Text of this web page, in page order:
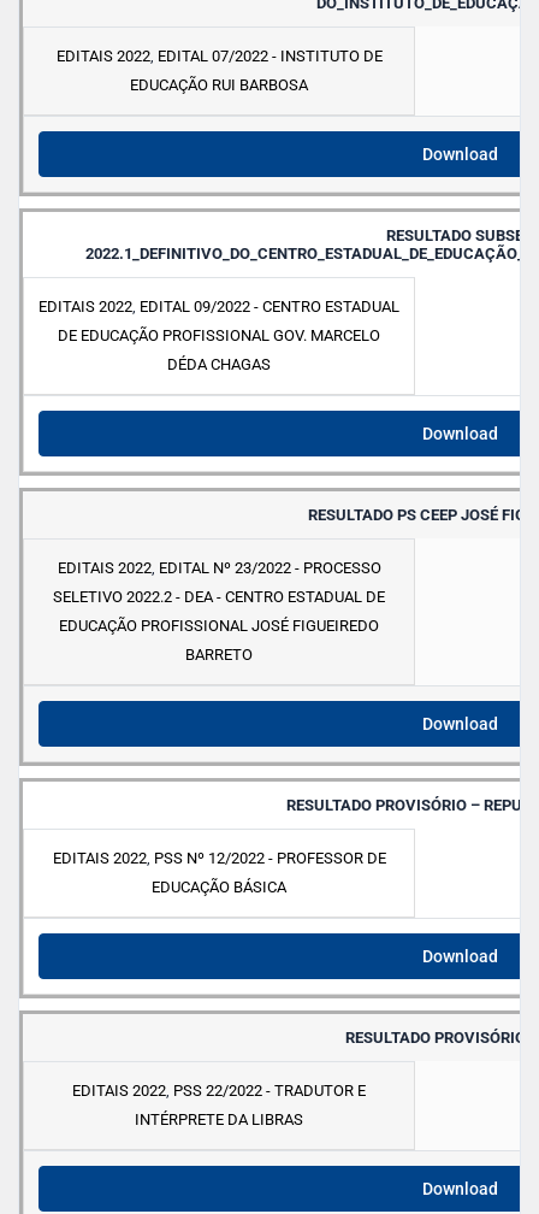
EDITAIS 2022, EDITAL 07/2022 - INSTITUTO DE
EDUCAÇÃO RUI BARBOSA
Download
RESULTADO
EDITAIS 2022, EDITAL 09/2022 - CENTRO ESTADUAL
DE EDUCAÇÃO PROFISSIONAL GOV. MARCELO
DÉDA CHAGAS
Download
RESULTADO PS CEEP JOSÉ
EDITAIS 2022, EDITAL Nº 23/2022 - PROCESSO
SELETIVO 2022.2 - DEA - CENTRO ESTADUAL DE
EDUCAÇÃO PROFISSIONAL JOSÉ FIGUEIREDO
BARRETO
Download
RESULTADO PROVISÓRIO –
EDITAIS 2022, PSS Nº 12/2022 - PROFESSOR DE
EDUCAÇÃO BÁSICA
Download
RESULTADO PROVISÓRIO
EDITAIS 2022, PSS 22/2022 - TRADUTOR E
INTÉRPRETE DA LIBRAS
Download